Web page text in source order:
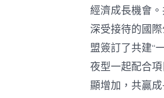
經濟成長機會
深受接待的國
盟簽訂了共建“
夜型一起配合
顯增加，共贏